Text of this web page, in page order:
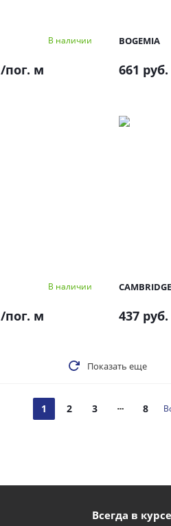
В наличии
/пог. м
BOGEMIA
661 руб.
В наличии
/пог. м
CAMBRIDGE
437 руб.
Показать еще
1 2 3 8
Всегда в